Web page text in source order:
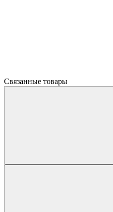
Связанные товары